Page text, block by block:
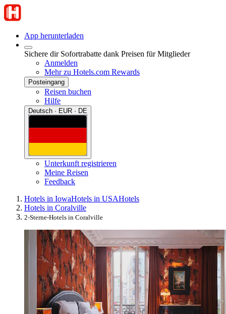
App herunterladen
Sichere dir Sofortrabatte dank Preisen für Mitglieder
Anmelden
Mehr zu Hotels.com Rewards
Posteingang
Reisen buchen
Hilfe
Deutsch · EUR · DE
Unterkunft registrieren
Meine Reisen
Feedback
Hotels in IowaHotels in USAHotels
Hotels in Coralville
2-Sterne-Hotels in Coralville